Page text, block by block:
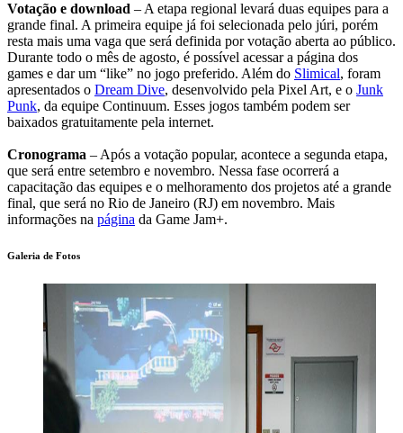
Votação e download – A etapa regional levará duas equipes para a
grande final. A primeira equipe já foi selecionada pelo júri, porém
resta mais uma vaga que será definida por votação aberta ao público.
Durante todo o mês de agosto, é possível acessar a página dos
games e dar um “like” no jogo preferido. Além do Slimical, foram
apresentados o Dream Dive, desenvolvido pela Pixel Art, e o Junk
Punk, da equipe Continuum. Esses jogos também podem ser
baixados gratuitamente pela internet.
Cronograma – Após a votação popular, acontece a segunda etapa,
que será entre setembro e novembro. Nessa fase ocorrerá a
capacitação das equipes e o melhoramento dos projetos até a grande
final, que será no Rio de Janeiro (RJ) em novembro. Mais
informações na página da Game Jam+.
Galeria de Fotos